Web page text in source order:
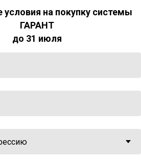
«Гарант» стала
премии «Время
правовая информация
для максимально
работы с ней.
на покупку системы
ГАРАНТ
до 31 июля